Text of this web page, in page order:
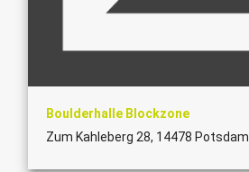
Boulderhalle Blockzone
Zum Kahleberg 28, 14478 Potsdam